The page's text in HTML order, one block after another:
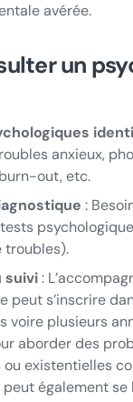
avérée.
un
anxieux,
out, etc.
:
troubles).
suivi:
peut s’inscrire
voire plusieurs
aborder des
existentielles
également se